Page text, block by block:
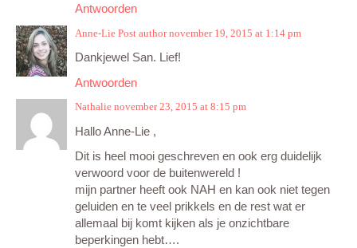
Antwoorden
Anne-Lie Post authornovember 19, 2015 at 1:14 pm
Dankjewel San. Lief!
Antwoorden
Nathalie november 23, 2015 at 8:15 pm
Hallo Anne-Lie ,
Dit is heel mooi geschreven en ook erg duidelijk
verwoord voor de buitenwereld !
mijn partner heeft ook NAH en kan ook niet tegen
geluiden en te veel prikkels en de rest wat er
allemaal bij komt kijken als je onzichtbare
beperkingen hebt….